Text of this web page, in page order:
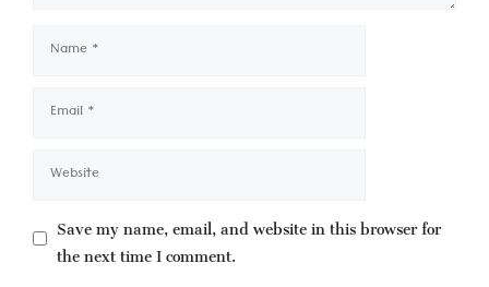
Name
Email
Website
Save my name, email, and website in this browser for
the next time I comment.